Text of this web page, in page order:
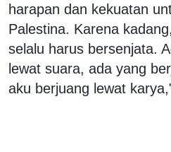
harapan dan kekuatan
Palestina. Karena
selalu harus bersenjata.
lewat suara, ada yang
aku berjuang lewat